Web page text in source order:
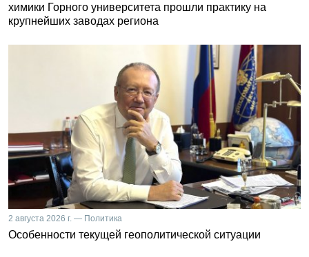
химики Горного университета прошли практику на
крупнейших заводах региона
2 августа 2026 г. — Политика
Особенности текущей геополитической ситуации